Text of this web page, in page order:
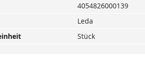
4054826000139
Leda
Stück